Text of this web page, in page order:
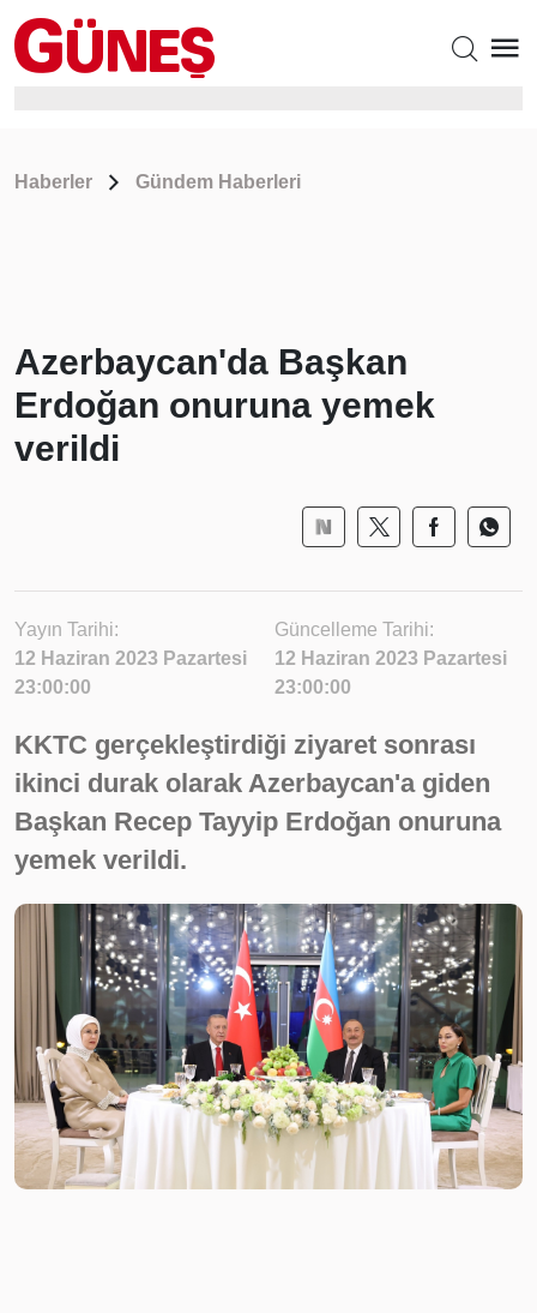
Haberler Gündem Haberleri
Azerbaycan'da Başkan
Erdoğan onuruna yemek
verildi
Yayın Tarihi:
12 Haziran 2023 Pazartesi
23:00:00
Güncelleme Tarihi:
12 Haziran 2023 Pazartesi
23:00:00
KKTC gerçekleştirdiği ziyaret sonrası
ikinci durak olarak Azerbaycan'a giden
Başkan Recep Tayyip Erdoğan onuruna
yemek verildi.